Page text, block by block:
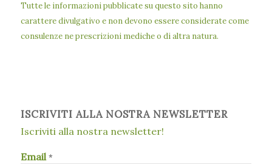
Tutte le informazioni pubblicate su questo sito hanno
carattere divulgativo e non devono essere considerate come
consulenze ne prescrizioni mediche o di altra natura.
ISCRIVITI ALLA NOSTRA NEWSLETTER
Iscriviti alla nostra newsletter!
Email*